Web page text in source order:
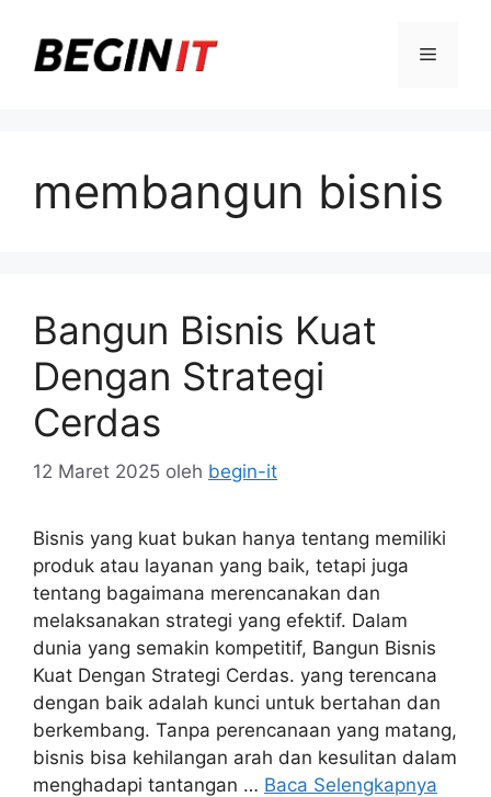
Menu
membangun bisnis
Bangun Bisnis Kuat
Dengan Strategi
Cerdas
12 Maret 2025 oleh begin-it
Bisnis yang kuat bukan hanya tentang memiliki
produk atau layanan yang baik, tetapi juga
tentang bagaimana merencanakan dan
melaksanakan strategi yang efektif. Dalam
dunia yang semakin kompetitif, Bangun Bisnis
Kuat Dengan Strategi Cerdas. yang terencana
dengan baik adalah kunci untuk bertahan dan
berkembang. Tanpa perencanaan yang matang,
bisnis bisa kehilangan arah dan kesulitan dalam
menghadapi tantangan … Baca Selengkapnya